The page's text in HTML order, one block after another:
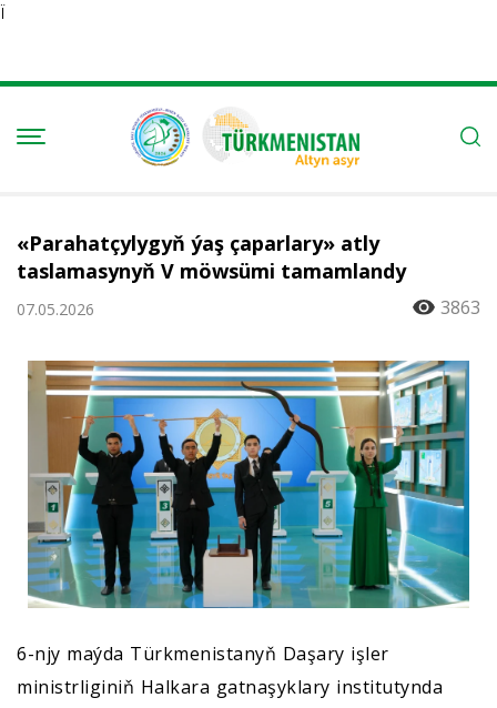
Ï
«Parahatçylygyň ýaş çaparlary» atly
taslamasynyň V möwsümi tamamlandy
07.05.2026 3863
6-njy maýda Türkmenistanyň Daşary işler
ministrliginiň Halkara gatnaşyklary institutynda